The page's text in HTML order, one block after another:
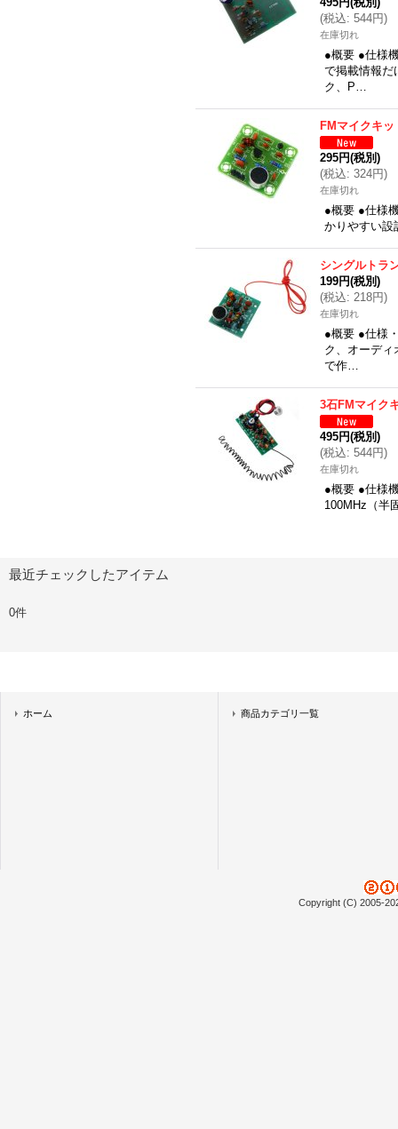
(税込: 544円)
在庫切れ
●概要 ●仕様
で掲載情報だ
ク、P…
FMマイクキッ
295円(税別)
(税込: 324円)
在庫切れ
●概要 ●仕様
かりやすい設
シングルトラ
199円(税別)
(税込: 218円)
在庫切れ
●概要 ●仕様
ク、オーディ
で作…
3石FMマイク
495円(税別)
(税込: 544円)
在庫切れ
●概要 ●仕様
100MHz（半
最近チェックしたアイテム
0件
ホーム 商品カテゴリ一覧
Copyright (C) 2005-